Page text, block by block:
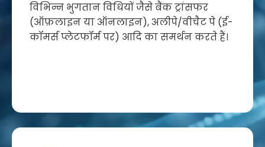
विभिन्न भुगतान विधियों जैसे बैंक ट्रांसफर
(ऑफ़लाइन या ऑनलाइन), अलीपे/वीचैट पे (ई-
कॉमर्स प्लेटफॉर्म पर) आदि का समर्थन करते हैं।